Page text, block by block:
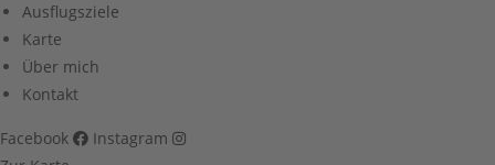
Ausflugsziele
Karte
Über mich
Kontakt
Facebook
Instagram